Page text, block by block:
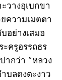
วางอุเบกขา
ความเมตตา
อย่างเสมอ
ครูอรรถธร
ากว่า “หลวง
บลดงตะงาว